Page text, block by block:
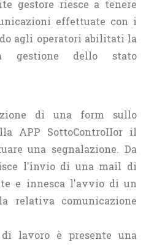
gestore riesce a tenere
effettuate con i
agli operatori abilitati la
gestione dello stato
di una form sullo
APP SottoControIIor il
una segnalazione. Da
l'invio di una mail di
e innesca l'avvio di un
relativa comunicazione
lavoro è presente una